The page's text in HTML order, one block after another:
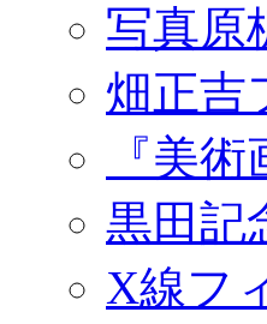
写真原
畑正吉
『美
黒田記
X線フ